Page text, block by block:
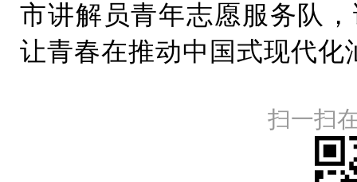
市讲解员青年志愿服务队
让青春在推动中国式现代
扫一扫